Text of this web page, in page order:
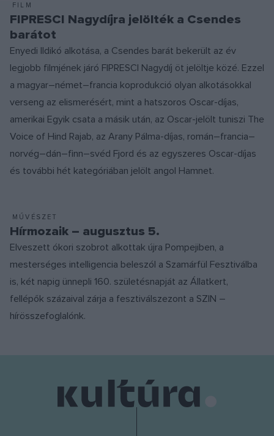
FILM
FIPRESCI Nagydíjra jelölték a Csendes
barátot
Enyedi Ildikó alkotása, a Csendes barát bekerült az év
legjobb filmjének járó FIPRESCI Nagydíj öt jelöltje közé. Ezzel
a magyar–német–francia koprodukció olyan alkotásokkal
verseng az elismerésért, mint a hatszoros Oscar-díjas,
amerikai Egyik csata a másik után, az Oscar-jelölt tuniszi The
Voice of Hind Rajab, az Arany Pálma-díjas, román–francia–
norvég–dán–finn–svéd Fjord és az egyszeres Oscar-díjas
és további hét kategóriában jelölt angol Hamnet.
MŰVÉSZET
Hírmozaik – augusztus 5.
Elveszett ókori szobrot alkottak újra Pompejiben, a
mesterséges intelligencia beleszól a Szamárfül Fesztiválba
is, két napig ünnepli 160. születésnapját az Állatkert,
fellépők százaival zárja a fesztiválszezont a SZIN –
hírösszefoglalónk.